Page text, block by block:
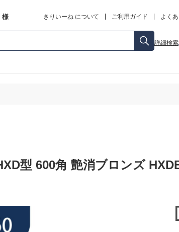
様 きりいーね について ご利用ガイド よく
詳細検索
型 600角 艶消ブロンズ